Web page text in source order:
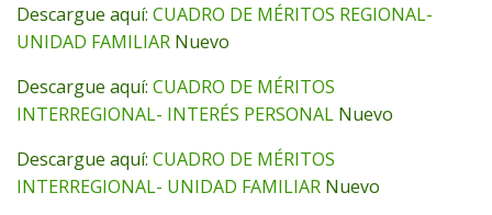
Descargue aquí: CUADRO DE MÉRITOS REGIONAL-
UNIDAD FAMILIAR Nuevo
Descargue aquí: CUADRO DE MÉRITOS
INTERREGIONAL- INTERÉS PERSONAL Nuevo
Descargue aquí: CUADRO DE MÉRITOS
INTERREGIONAL- UNIDAD FAMILIAR Nuevo